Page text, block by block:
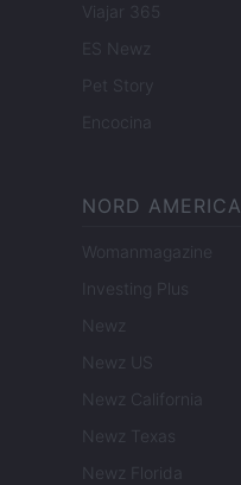
Viajar 365
ES Newz
Pet Story
Encocina
NORD AMERICA
Womanmagazine
Investing Plus
Newz
Newz US
Newz California
Newz Texas
Newz Florida